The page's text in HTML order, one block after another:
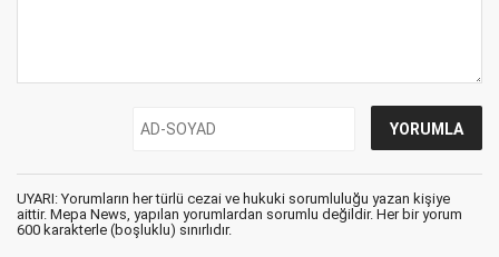
UYARI: Yorumların her türlü cezai ve hukuki sorumluluğu yazan kişiye
aittir. Mepa News, yapılan yorumlardan sorumlu değildir. Her bir yorum
600 karakterle (boşluklu) sınırlıdır.